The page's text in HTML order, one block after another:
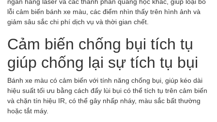
lỗi cảm biến bánh xe màu, các điểm nhìn thấy trên hình ảnh và
giảm sâu sắc chi phí dịch vụ và thời gian chết.
Cảm biến chống bụi tích tụ
giúp chống lại sự tích tụ bụi
Bánh xe màu có cảm biến với tính năng chống bụi, giúp kéo dài
hiệu suất tối ưu bằng cách đẩy lùi bụi có thể tích tụ trên cảm biến
và chặn tín hiệu IR, có thể gây nhấp nháy, màu sắc bất thường
hoặc tắt máy.